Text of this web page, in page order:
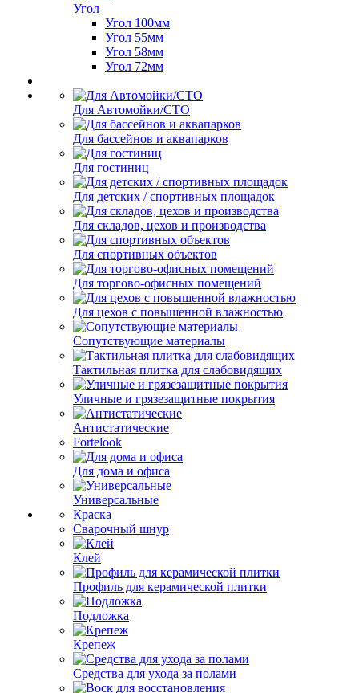
Угол
Угол 100мм
Угол 55мм
Угол 58мм
Угол 72мм
Для Автомойки/СТО
Для бассейнов и аквапарков
Для гостиниц
Для детских / спортивных площадок
Для складов, цехов и производства
Для спортивных объектов
Для торгово-офисных помещений
Для цехов с повышенной влажностью
Сопутствующие материалы
Тактильная плитка для слабовидящих
Уличные и грязезащитные покрытия
Антистатические
Fortelook
Для дома и офиса
Универсальные
Краска
Сварочный шнур
Клей
Профиль для керамической плитки
Подложка
Крепеж
Средства для ухода за полами